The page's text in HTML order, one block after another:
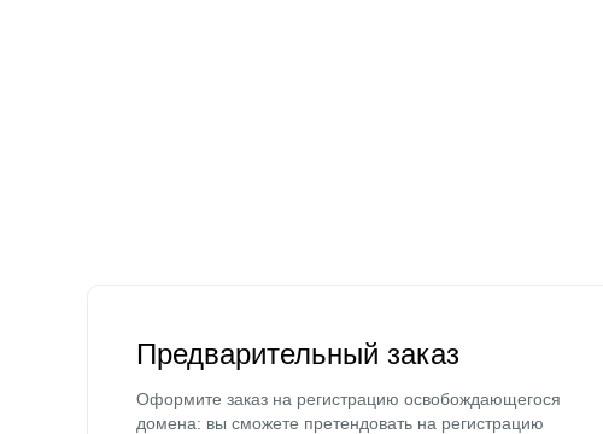
Предварительный заказ
Оформите заказ на регистрацию освобождающегося
домена: вы сможете претендовать на регистрацию